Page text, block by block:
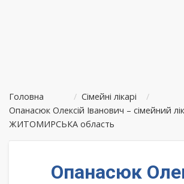
Головна / Сімейні лікарі
/
Опанасюк Олексій Іванович – сімейний
ЖИТОМИРСЬКА область
Опанасюк